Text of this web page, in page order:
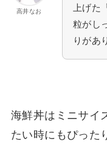
高井なお
上げた
粒がし
りがあ
海鮮丼はミニサイ
たい時にもぴった